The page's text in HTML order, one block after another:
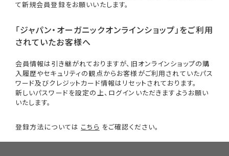
て新規会員登録をお願いいたします。
「ジャパン・オーガニックオンラインショップ」をご利用
されていたお客様へ
会員情報は引き継がれておりますが、旧オンラインショップの購
入履歴やセキュリティの観点からお客様がご利用されていたパス
ワード及びクレジットカード情報はリセットされております。
新しいパスワードを設定の上、ログインいただきますようお願い
いたします。
登録方法については こちら をご確認ください。